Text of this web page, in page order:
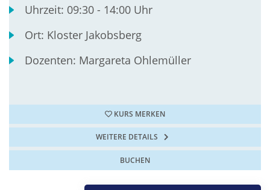
Uhrzeit: 09:30 - 14:00 Uhr
Ort: Kloster Jakobsberg
Dozenten: Margareta Ohlemüller
KURS MERKEN
WEITERE DETAILS
BUCHEN